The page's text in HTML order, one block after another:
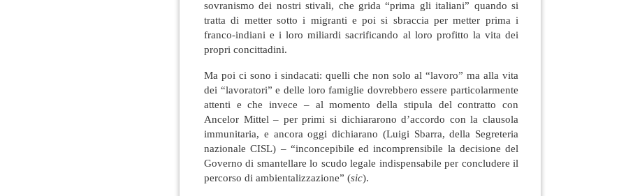
sovranismo dei nostri stivali, che grida “prima gli italiani” quando si
tratta di metter sotto i migranti e poi si sbraccia per metter prima i
franco-indiani e i loro miliardi sacrificando al loro profitto la vita dei
propri concittadini.
Ma poi ci sono i sindacati: quelli che non solo al “lavoro” ma alla vita
dei “lavoratori” e delle loro famiglie dovrebbero essere particolarmente
attenti e che invece – al momento della stipula del contratto con
Ancelor Mittel – per primi si dichiararono d’accordo con la clausola
immunitaria, e ancora oggi dichiarano (Luigi Sbarra, della Segreteria
nazionale CISL) – “inconcepibile ed incomprensibile la decisione del
Governo di smantellare lo scudo legale indispensabile per concludere il
percorso di ambientalizzazione” (sic).